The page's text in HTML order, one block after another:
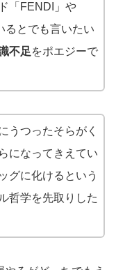
「FENDI」や
るとでも言いたい
不足 をポエジーで
うつったそらがく
になってきえてい
に化けるという
哲学を先取りした